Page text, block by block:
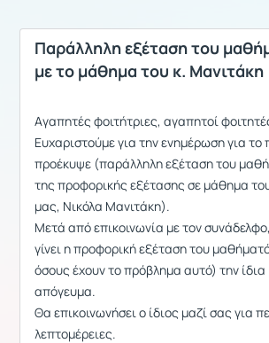
Παράλληλη εξέταση του
με το μάθημα του κ. Μανιτάκη
Aγαπητές φοιτήτριες, αγαπητοί
Ευχαριστούμε για την ενημέρωση για
προέκυψε (παράλληλη εξέταση του
της προφορικής εξέτασης σε μάθημα
μας, Νικόλα Μανιτάκη).
Μετά από επικοινωνία με τον
γίνει η προφορική εξέταση του
όσους έχουν το πρόβλημα αυτό) την
απόγευμα.
Θα επικοινωνήσει ο ίδιος μαζί σας για
λεπτομέρειες.